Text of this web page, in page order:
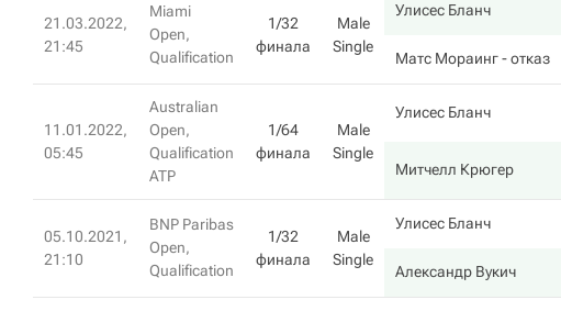
21.03.2022,
21:45
Miami
Open,
Qualification
1/32
финала
Male
Single
Улисес Бланч
Матс Мораинг- отказ
11.01.2022,
05:45
Australian
Open,
Qualification
ATP
1/64
финала
Male
Single
Улисес Бланч
Митчелл Крюгер
05.10.2021,
21:10
BNP Paribas
Open,
Qualification
1/32
финала
Male
Single
Улисес Бланч
Александр Вукич